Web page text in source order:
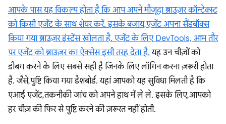
आपके पास यह विकल्प होता है कि आप अपने मौजूदा ब्राउज़र कॉन्टेक्स्ट
को किसी एजेंट के साथ शेयर करें. इसके बजाय, एजेंट अपना सैंडबॉक्स
किया गया ब्राउज़र इंस्टेंस खोलता है. एजेंट के लिए DevTools, आम तौर
पर एजेंट को ब्राउज़र का ऐक्सेस इसी तरह देता है. यह उन चीज़ों को
डीबग करने के लिए सबसे सही है जिनके लिए लॉगिन करना ज़रूरी होता
है. जैसे, पुष्टि किया गया डैशबोर्ड. यहां आपको यह सुविधा मिलती है कि
एआई एजेंट, तकनीकी जांच को अपने हाथ में ले ले. इसके लिए, आपको
हर चीज़ की फिर से पुष्टि करने की ज़रूरत नहीं होती.